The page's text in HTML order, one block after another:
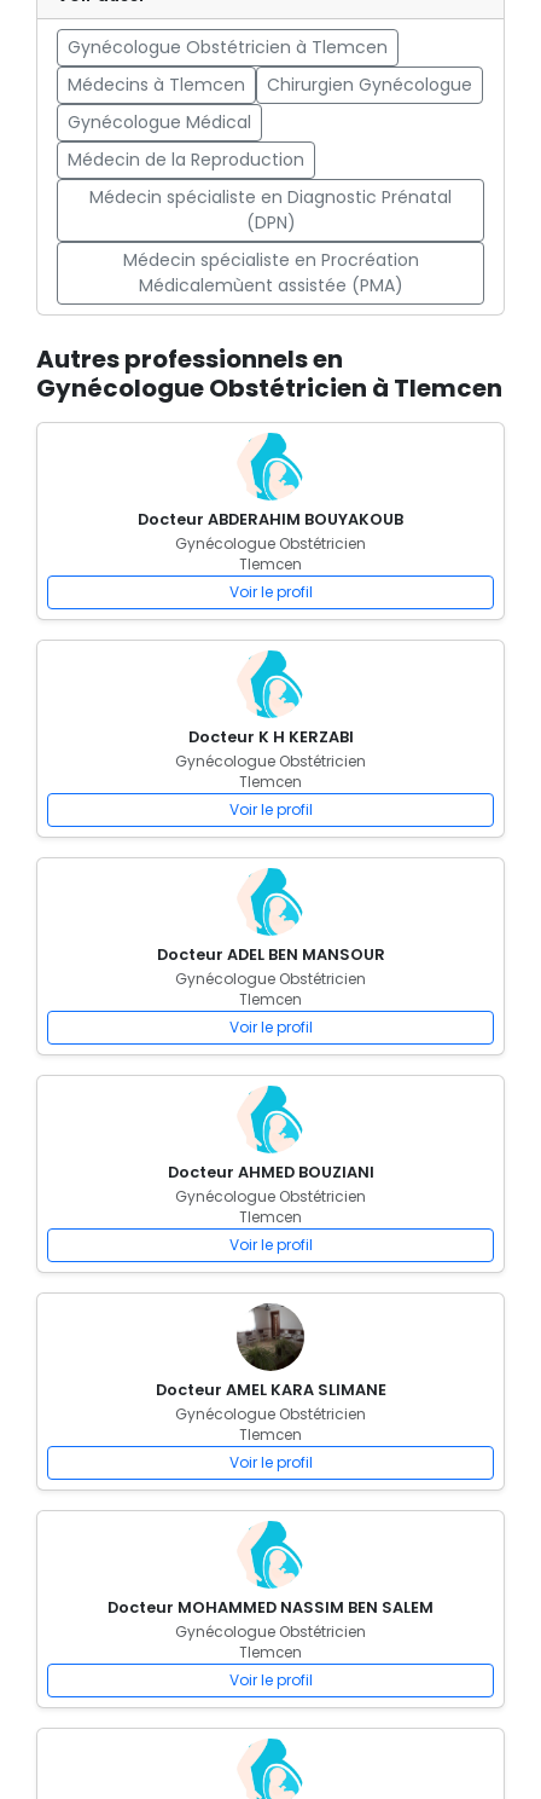
Gynécologue Obstétricien à Tlemcen
Médecins à Tlemcen
Chirurgien Gynécologue
Gynécologue Médical
Médecin de la Reproduction
Médecin spécialiste en Diagnostic Prénatal
(DPN)
Médecin spécialiste en Procréation
Médicalemùent assistée (PMA)
Autres professionnels en
Gynécologue Obstétricien à Tlemcen
Docteur ABDERAHIM BOUYAKOUB
Gynécologue Obstétricien
Tlemcen
Voir le profil
Docteur K H KERZABI
Gynécologue Obstétricien
Tlemcen
Voir le profil
Docteur ADEL BEN MANSOUR
Gynécologue Obstétricien
Tlemcen
Voir le profil
Docteur AHMED BOUZIANI
Gynécologue Obstétricien
Tlemcen
Voir le profil
Docteur AMEL KARA SLIMANE
Gynécologue Obstétricien
Tlemcen
Voir le profil
Docteur MOHAMMED NASSIM BEN SALEM
Gynécologue Obstétricien
Tlemcen
Voir le profil